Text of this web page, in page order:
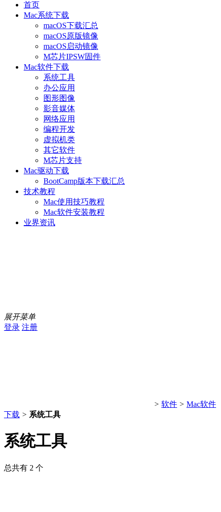
首页
Mac系统下载
macOS下载汇总
macOS原版镜像
macOS启动镜像
M芯片IPSW固件
Mac软件下载
系统工具
办公应用
图形图像
影音媒体
网络应用
编程开发
虚拟机类
其它软件
M芯片支持
Mac驱动下载
BootCamp版本下载汇总
技术教程
Mac使用技巧教程
Mac软件安装教程
业界资讯
展开菜单
登录 注册
> 软件 > Mac软件
下载 > 系统工具
系统工具
总共有 2 个